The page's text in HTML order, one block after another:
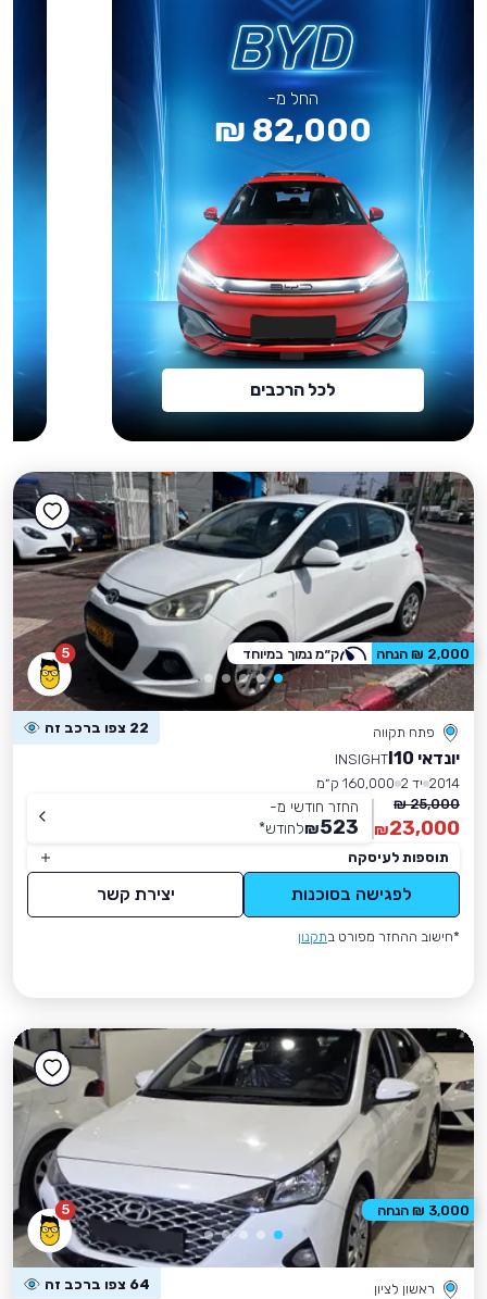
החל מ-
82,000 ₪
לכל הרכבים
5
פתח תקווה 22 צפו ברכב זה
יונדאי I10
INSIGHT
2014 יד 2
160,000 ק״מ
25,000 ₪
23,000
₪
החזר חודשי מ-
523
₪לחודש*
תוספות לעיסקה
לפגישה בסוכנות יצירת קשר
*חישוב ההחזר מפורט בתקנון
2,000 ₪ הנחה ק״מ נמוך במיוחד
5
ראשון לציון 64 צפו ברכב זה
3,000 ₪ הנחה